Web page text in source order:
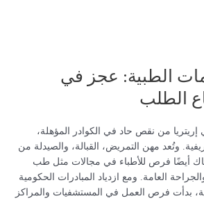
الطبية: عجز في
الطلب
من نقص حاد في الكوادر المؤهلة،
وتُعد مهن التمريض، القبالة، والصيدلة من
أيضًا فرص للأطباء في مجالات مثل طب
العامة. ومع ازدياد المبادرات الحكومية
بدأت فرص العمل في المستشفيات والمراكز